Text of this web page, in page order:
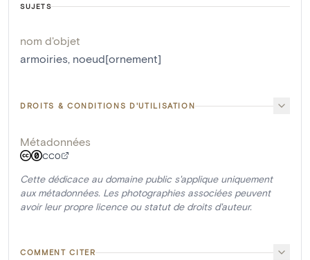
SUJETS
nom d'objet
armoiries, noeud[ornement]
DROITS & CONDITIONS D'UTILISATION
Métadonnées
CC0
Cette dédicace au domaine public s'applique uniquement
aux métadonnées. Les photographies associées peuvent
avoir leur propre licence ou statut de droits d'auteur.
COMMENT CITER